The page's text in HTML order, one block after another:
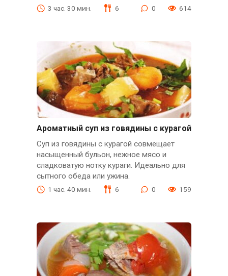
3 час. 30 мин. 6 0 614
Ароматный суп из говядины с курагой
Суп из говядины с курагой совмещает
насыщенный бульон, нежное мясо и
сладковатую нотку кураги. Идеально для
сытного обеда или ужина.
1 час. 40 мин. 6 0 159